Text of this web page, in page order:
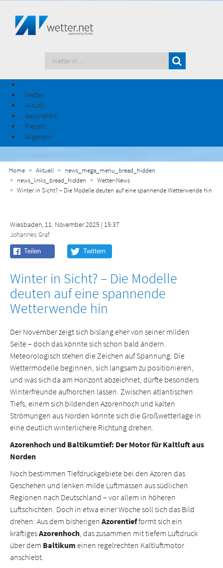
Wetter
Aktuell
Gesundheit
Freizeit
Allgemein
Home Aktuell
news_mega_menu_bread_hidden
news_links_bread_hidden
Wetter-News
Winter in Sicht? – Die Modelle deuten auf eine spannende Wetterwende hin
Wiesbaden, 11. November 2025 | 15:37
Johannes Graf
Winter in Sicht? – Die Modelle
deuten auf eine spannende
Wetterwende hin
Der November zeigt sich bislang eher von seiner milden
Seite – doch das könnte sich schon bald ändern.
Meteorologisch stehen die Zeichen auf Spannung: Die
Wettermodelle beginnen, sich langsam zu positionieren,
und was sich da am Horizont abzeichnet, dürfte besonders
Winterfreunde aufhorchen lassen. Zwischen atlantischen
Tiefs, einem sich bildenden Azorenhoch und kalten
Strömungen aus Norden könnte sich die Großwetterlage in
eine deutlich winterlichere Richtung drehen.
Azorenhoch und Baltikumtief: Der Motor für Kaltluft aus
Norden
Noch bestimmen Tiefdruckgebiete bei den Azoren das
Geschehen und lenken milde Luftmassen aus südlichen
Regionen nach Deutschland – vor allem in höheren
Luftschichten. Doch in etwa einer Woche soll sich das Bild
drehen: Aus dem bisherigen Azorentiefformt sich ein
kräftigesAzorenhoch, das zusammen mit tiefem Luftdruck
über dem Baltikum einen regelrechten Kaltluftmotor
anschiebt.